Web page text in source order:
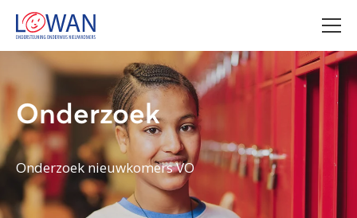
Onderzoek
Onderzoek nieuwkomers VO